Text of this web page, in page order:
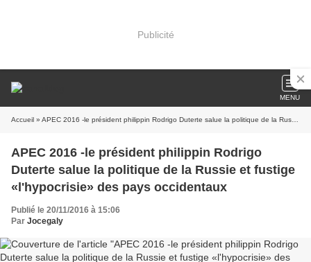
Publicité
MENU
Accueil » APEC 2016 -le président philippin Rodrigo Duterte salue la politique de la Russie et fustige «l'hypocrisie» des pays occidentaux
APEC 2016 -le président philippin Rodrigo
Duterte salue la politique de la Russie et fustige
«l'hypocrisie» des pays occidentaux
Publié le 20/11/2016 à 15:06
Par Jocegaly